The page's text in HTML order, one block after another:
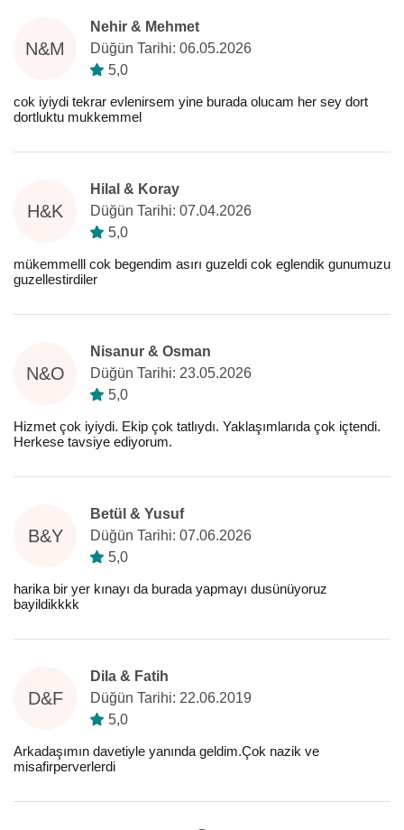
N&M
Nehir & Mehmet
Düğün Tarihi: 06.05.2026
5,0
cok iyiydi tekrar evlenirsem yine burada olucam her sey dort
dortluktu mukkemmel
H&K
Hilal & Koray
Düğün Tarihi: 07.04.2026
5,0
mükemmelll cok begendim asırı guzeldi cok eglendik gunumuzu
guzellestirdiler
N&O
Nisanur & Osman
Düğün Tarihi: 23.05.2026
5,0
Hizmet çok iyiydi. Ekip çok tatlıydı. Yaklaşımlarıda çok içtendi.
Herkese tavsiye ediyorum.
B&Y
Betül & Yusuf
Düğün Tarihi: 07.06.2026
5,0
harika bir yer kınayı da burada yapmayı dusünüyoruz
bayildikkkk
D&F
Dila & Fatih
Düğün Tarihi: 22.06.2019
5,0
Arkadaşımın davetiyle yanında geldim.Çok nazik ve
misafirperverlerdi